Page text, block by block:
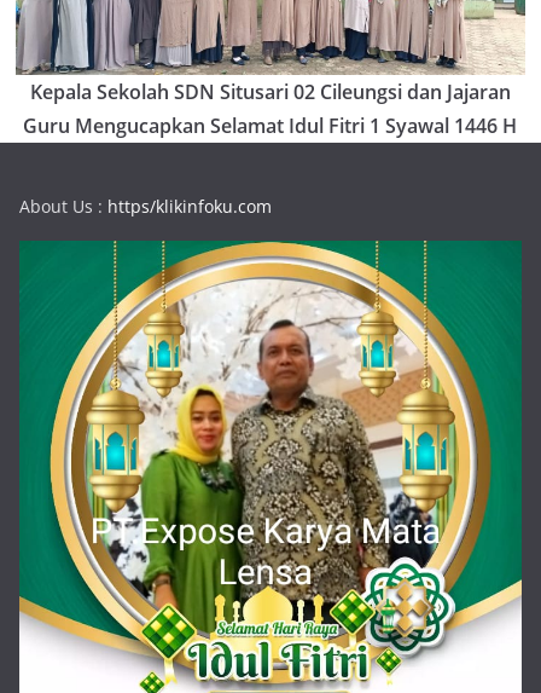
Kepala Sekolah SDN Situsari 02 Cileungsi dan Jajaran
Guru Mengucapkan Selamat Idul Fitri 1 Syawal 1446 H
About Us : https/klikinfoku.com